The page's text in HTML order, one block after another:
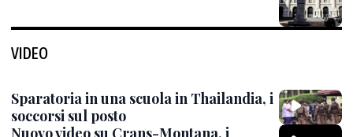
VIDEO
Sparatoria in una scuola in Thailandia, i
soccorsi sul posto